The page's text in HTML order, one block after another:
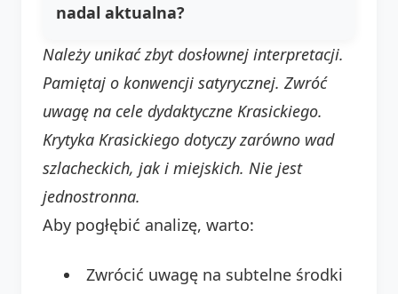
nadal aktualna?
Należy unikać zbyt dosłownej interpretacji.
Pamiętaj o konwencji satyrycznej. Zwróć
uwagę na cele dydaktyczne Krasickiego.
Krytyka Krasickiego dotyczy zarówno wad
szlacheckich, jak i miejskich. Nie jest
jednostronna.
Aby pogłębić analizę, warto:
Zwrócić uwagę na subtelne środki